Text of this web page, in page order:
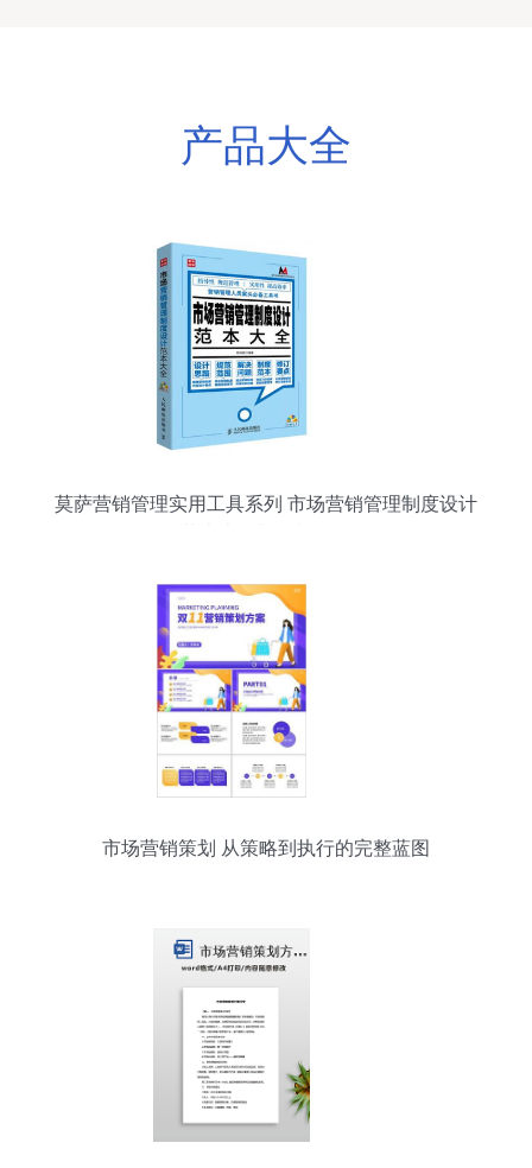
产品大全
莫萨营销管理实用工具系列 市场营销管理制度设计
市场营销策划 从策略到执行的完整蓝图